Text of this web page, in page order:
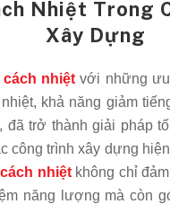
Nhiệt Trong
Xây Dựng
cách nhiệt với những
khả năng giảm
đã trở thành giải pháp
công trình xây dựng
nhiệtkhông chỉ
năng lượng mà còn